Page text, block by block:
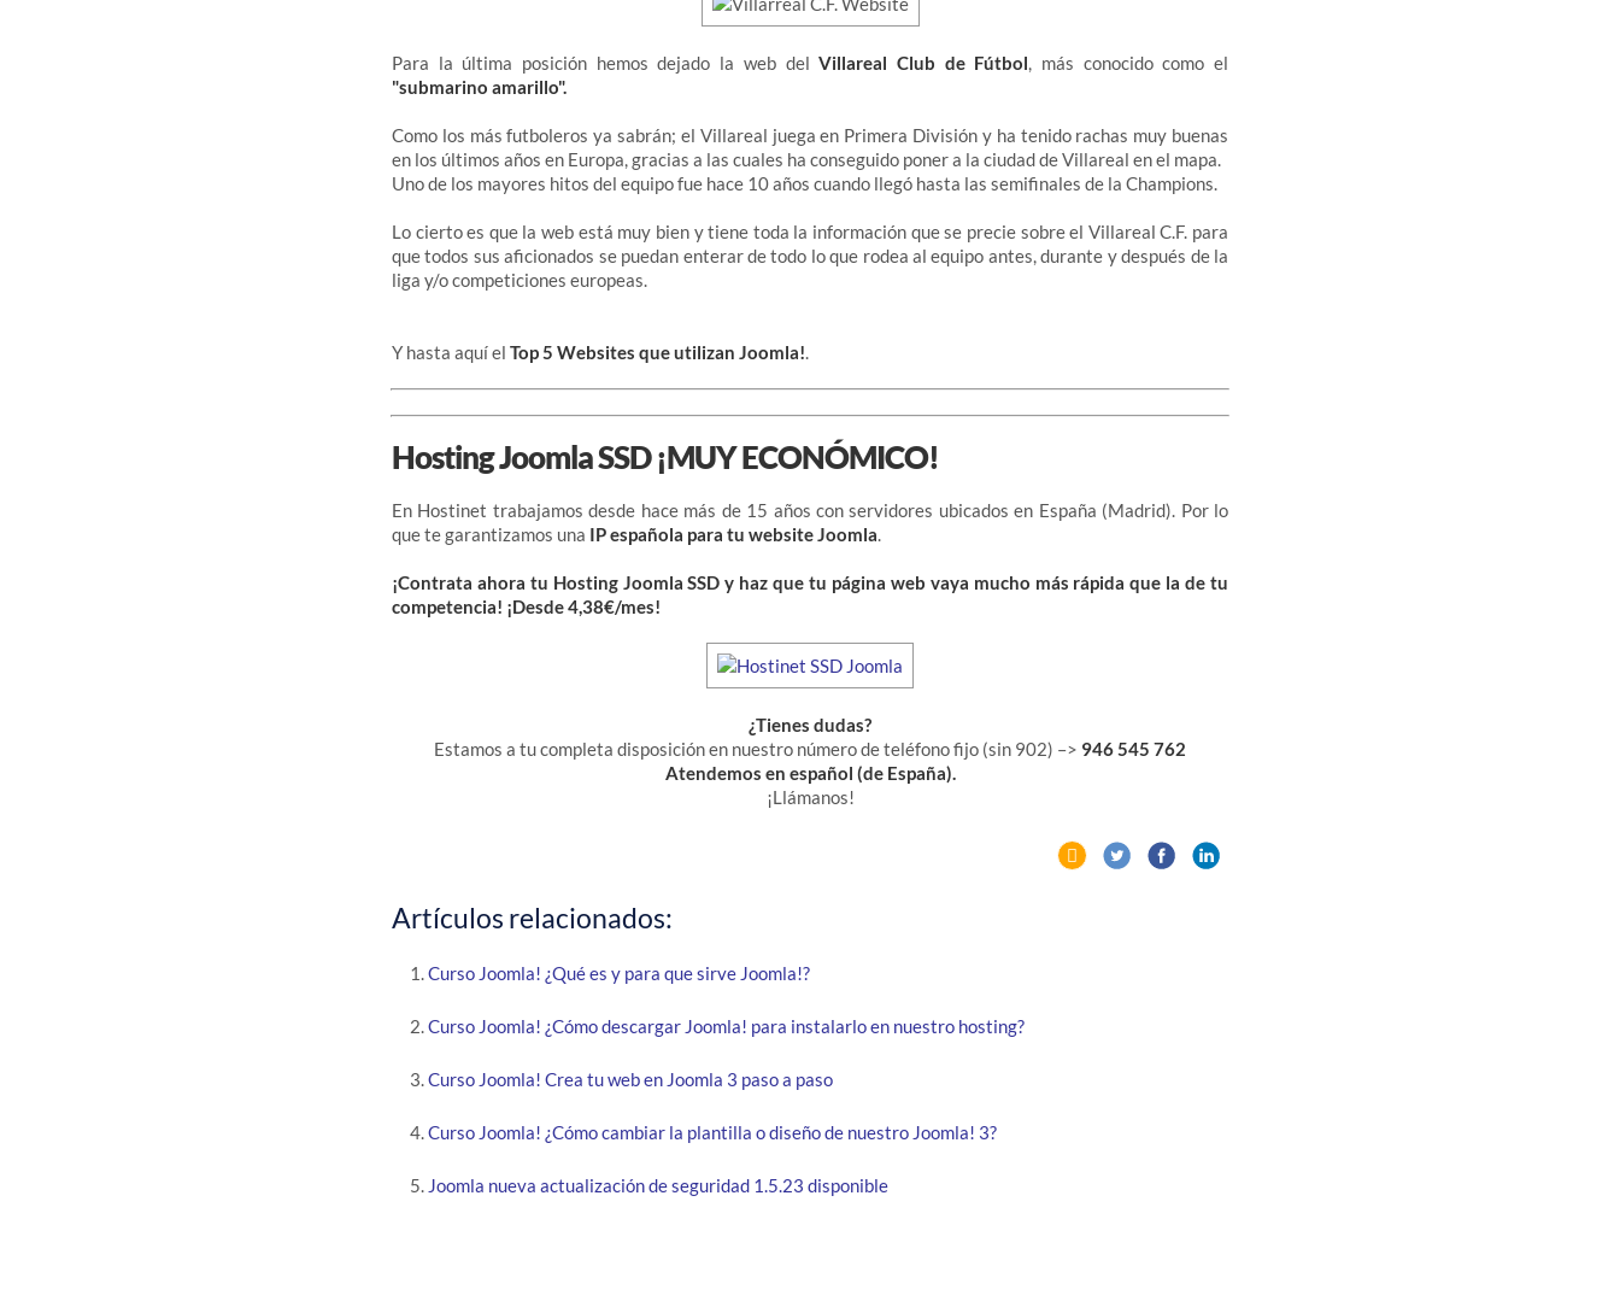
Para la última posición hemos dejado la web delVillareal Club de Fútbol, más conocido como el
"submarino amarillo".
Como los más futboleros ya sabrán; el Villareal juega en Primera División y ha tenido rachas muy buenas
en los últimos años en Europa, gracias a las cuales ha conseguido poner a la ciudad de Villareal en el mapa.
Uno de los mayores hitos del equipo fue hace 10 años cuando llegó hasta las semifinales de la Champions.
Lo cierto es que la web está muy bien y tiene toda la información que se precie sobre el Villareal C.F. para
que todos sus aficionados se puedan enterar de todo lo que rodea al equipo antes, durante y después de la
liga y/o competiciones europeas.
Y hasta aquí el Top 5 Websites que utilizan Joomla!.
Hosting Joomla SSD ¡MUY ECONÓMICO!
En Hostinet trabajamos desde hace más de 15 años con servidores ubicados en España (Madrid). Por lo
que te garantizamos una IP española para tu website Joomla.
¡Contrata ahora tu Hosting Joomla SSD y haz que tu página web vaya mucho más rápida que la de tu
competencia! ¡Desde 4,38€/mes!
¿Tienes dudas?
Estamos a tu completa disposición en nuestro número de teléfono fijo (sin 902) –> 946 545 762
Atendemos en español (de España).
¡Llámanos!
Artículos relacionados:
Curso Joomla! ¿Qué es y para que sirve Joomla!?
Curso Joomla! ¿Cómo descargar Joomla! para instalarlo en nuestro hosting?
Curso Joomla! Crea tu web en Joomla 3 paso a paso
Curso Joomla! ¿Cómo cambiar la plantilla o diseño de nuestro Joomla! 3?
Joomla nueva actualización de seguridad 1.5.23 disponible